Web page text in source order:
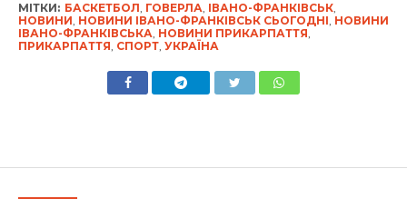
МІТКИ: БАСКЕТБОЛ, ГОВЕРЛА, ІВАНО-ФРАНКІВСЬК,
НОВИНИ, НОВИНИ ІВАНО-ФРАНКІВСЬК СЬОГОДНІ, НОВИНИ
ІВАНО-ФРАНКІВСЬКА, НОВИНИ ПРИКАРПАТТЯ,
ПРИКАРПАТТЯ, СПОРТ, УКРАЇНА